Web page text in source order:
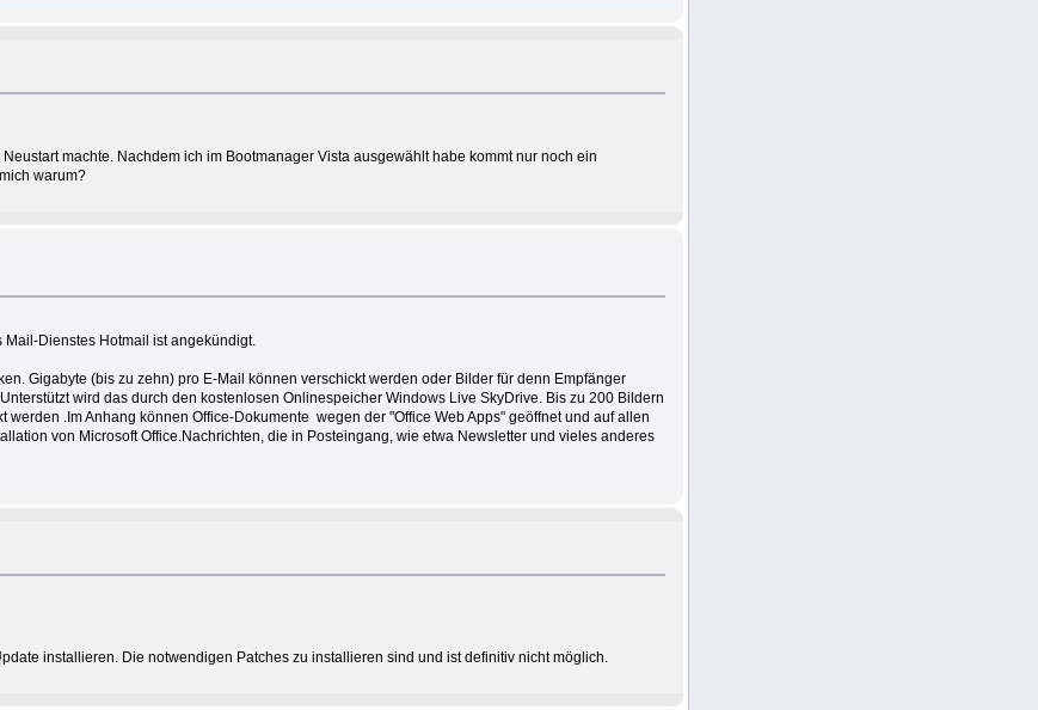
machte. Nachdem ich im Bootmanager Vista ausgewählt habe kommt nur noch ein
warum?
Dienstes Hotmail ist angekündigt.
Gigabyte (bis zu zehn) pro E-Mail können verschickt werden oder Bilder für denn Empfänger
wird das durch den kostenlosen Onlinespeicher Windows Live SkyDrive. Bis zu 200 Bildern
.Im Anhang können Office-Dokumente wegen der "Office Web Apps" geöffnet und auf allen
von Microsoft Office.Nachrichten, die in Posteingang, wie etwa Newsletter und vieles anderes
installieren. Die notwendigen Patches zu installieren sind und ist definitiv nicht möglich.